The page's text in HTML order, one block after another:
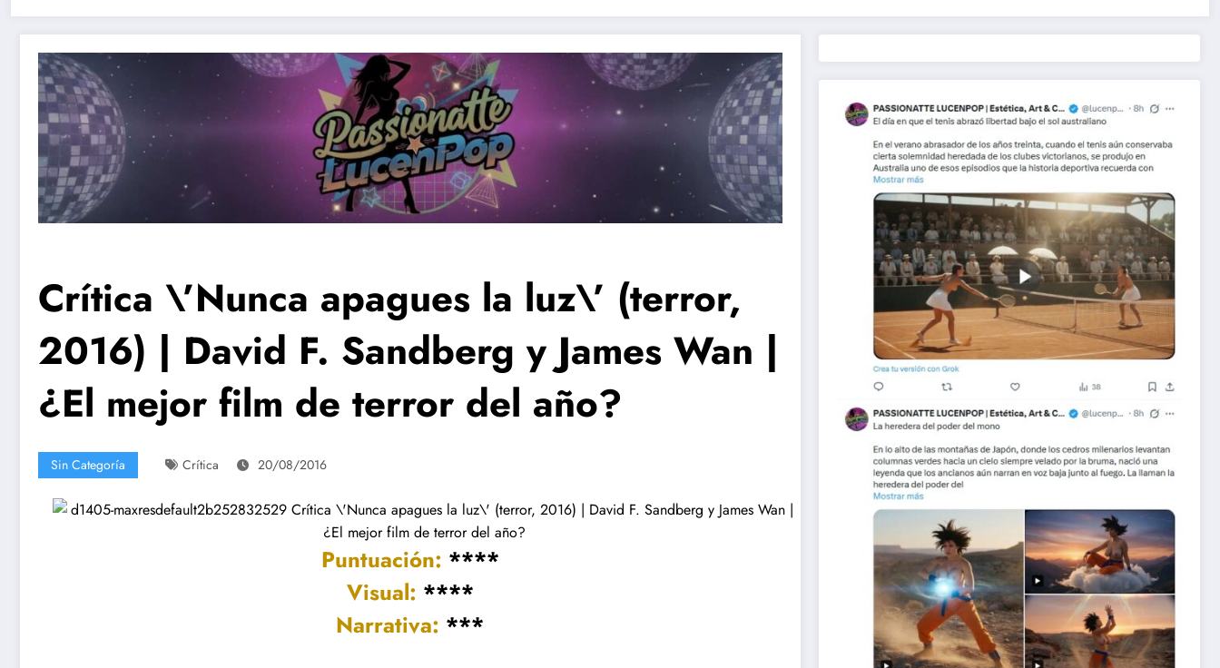
Crítica \’Nunca apagues la luz\’ (terror,
2016) | David F. Sandberg y James Wan |
¿El mejor film de terror del año?
Sin Categoría Crítica 20/08/2016
Puntuación: ****
Visual: ****
Narrativa: ***